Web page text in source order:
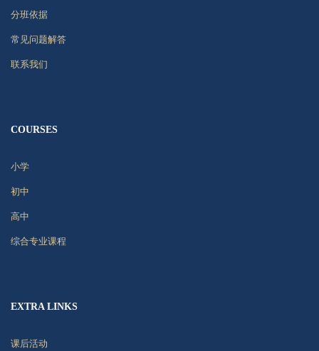
分班依据
常见问题解答
联系我们
COURSES
小学
初中
高中
综合专业课程
EXTRA LINKS
课后活动